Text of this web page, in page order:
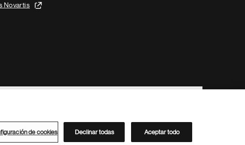
Novartis
Directorio de Novartis
de cookies Declinar todas Aceptar todo